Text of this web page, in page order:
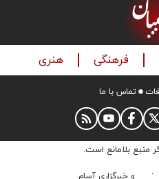
فرهنگی هنری
تماس با ما
منبع بلامانع است.
و خبرگزاری آسام